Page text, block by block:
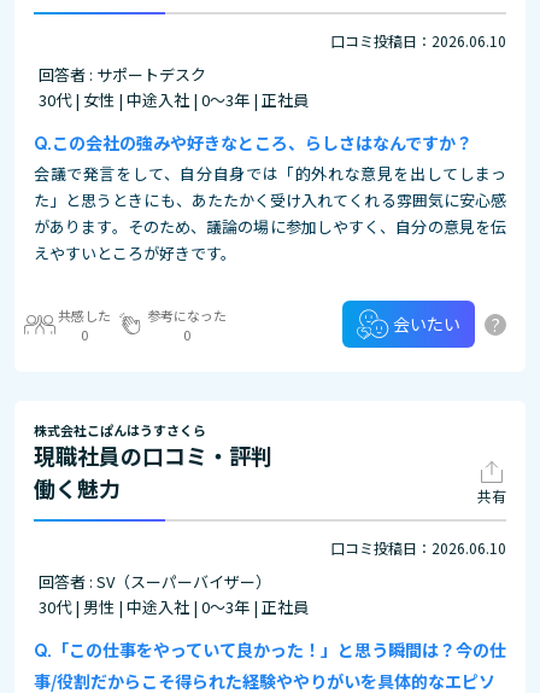
口コミ投稿日：2026.06.10
回答者 : サポートデスク
30代 | 女性 | 中途入社 | 0～3年 | 正社員
この会社の強みや好きなところ、らしさはなんですか？
会議で発言をして、自分自身では「的外れな意見を出してしまっ
た」と思うときにも、あたたかく受け入れてくれる雰囲気に安心感
があります。そのため、議論の場に参加しやすく、自分の意見を伝
えやすいところが好きです。
共感した
0
参考になった
0
会いたい ?
株式会社こぱんはうすさくら
現職社員の口コミ・評判
働く魅力
共有
口コミ投稿日：2026.06.10
回答者 : SV（スーパーバイザー）
30代 | 男性 | 中途入社 | 0～3年 | 正社員
「この仕事をやっていて良かった！」と思う瞬間は？今の仕
事/役割だからこそ得られた経験ややりがいを具体的なエピソ